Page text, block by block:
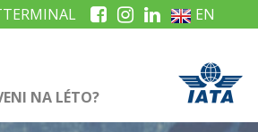
EN
NA LÉTO?